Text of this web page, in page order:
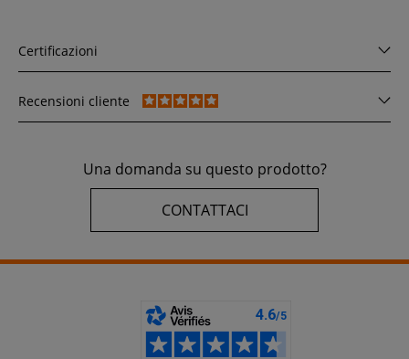
Certificazioni
Recensioni cliente
Una domanda su questo prodotto?
CONTATTACI